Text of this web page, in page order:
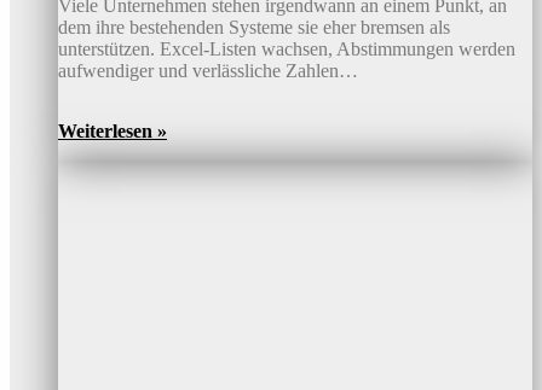
Viele Unternehmen stehen irgendwann an einem Punkt, an
dem ihre bestehenden Systeme sie eher bremsen als
unterstützen. Excel-Listen wachsen, Abstimmungen werden
aufwendiger und verlässliche Zahlen…
Weiterlesen »